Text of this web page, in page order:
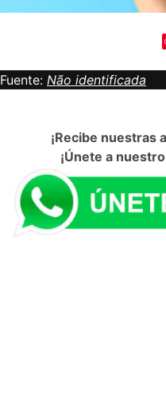
Fuente: Não identificada
¡Recibe nuestras
¡Únete a